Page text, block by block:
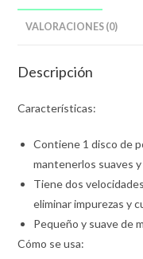
VALORACIONES (0)
Descripción
Características:
Contiene 1 disco de
mantenerlos suaves
Tiene dos
eliminar impurezas y
Pequeño y suave de
Cómo se usa: